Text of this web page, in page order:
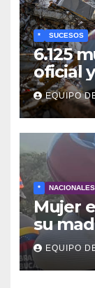
* SUCESOS
6.125
oficial
EQUIPO
* NACIONALES
Mujer
su
EQUIPO